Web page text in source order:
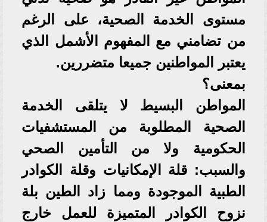
مستوى الخدمة الصحية، على الرغم
من تضامني مع المفهوم الأشمل الذي
يعتبر المواطنين جميعا متضررين.
بمعنى؟
المواطن البسيط لا يتلقى الخدمة
الصحية المطلوبة من المستشفيات
الحكومية ولا من التأمين الصحي
والسبب: قلة الإمكانيات وقلة الكوادر
الطبية الموجودة ومما زاد الطين بلة
نزوح الكوادر المتميزة للعمل خارج